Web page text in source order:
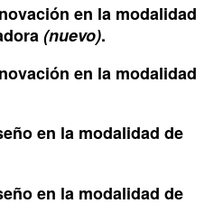
en la modalidad
(nuevo).
en la modalidad
en la modalidad de
en la modalidad de